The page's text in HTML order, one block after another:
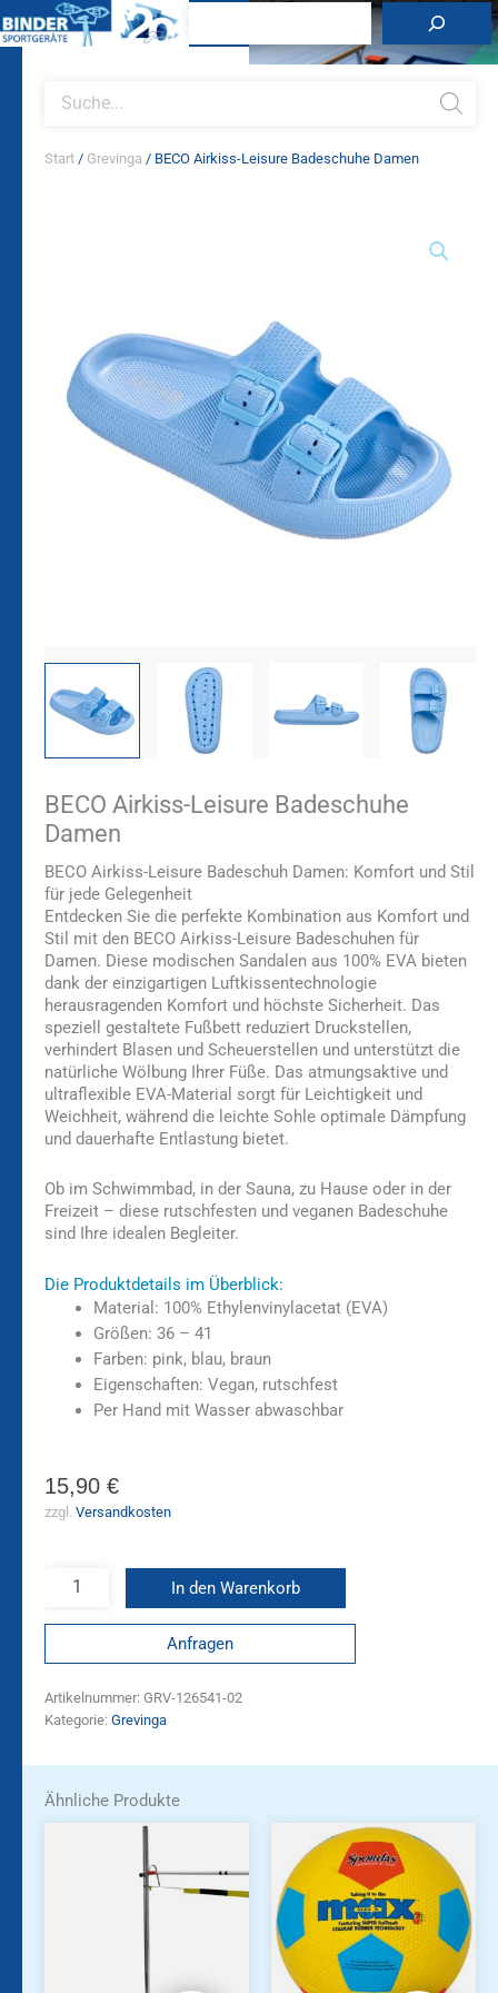
Inhalt
search
Start / Grevinga / BECO Airkiss-Leisure Badeschuhe Damen
BECO Airkiss-Leisure Badeschuhe
Damen
BECO Airkiss-Leisure Badeschuh Damen: Komfort und Stil
für jede Gelegenheit
Entdecken Sie die perfekte Kombination aus Komfort und
Stil mit den BECO Airkiss-Leisure Badeschuhen für
Damen. Diese modischen Sandalen aus 100% EVA bieten
dank der einzigartigen Luftkissentechnologie
herausragenden Komfort und höchste Sicherheit. Das
speziell gestaltete Fußbett reduziert Druckstellen,
verhindert Blasen und Scheuerstellen und unterstützt die
natürliche Wölbung Ihrer Füße. Das atmungsaktive und
ultraflexible EVA-Material sorgt für Leichtigkeit und
Weichheit, während die leichte Sohle optimale Dämpfung
und dauerhafte Entlastung bietet.
Ob im Schwimmbad, in der Sauna, zu Hause oder in der
Freizeit – diese rutschfesten und veganen Badeschuhe
sind Ihre idealen Begleiter.
Die Produktdetails im Überblick:
Material: 100% Ethylenvinylacetat (EVA)
Größen: 36 – 41
Farben: pink, blau, braun
Eigenschaften: Vegan, rutschfest
Per Hand mit Wasser abwaschbar
15,90 €
zzgl. Versandkosten
In den Warenkorb
Anfragen
Artikelnummer: GRV-126541-02
Kategorie: Grevinga
Ähnliche Produkte